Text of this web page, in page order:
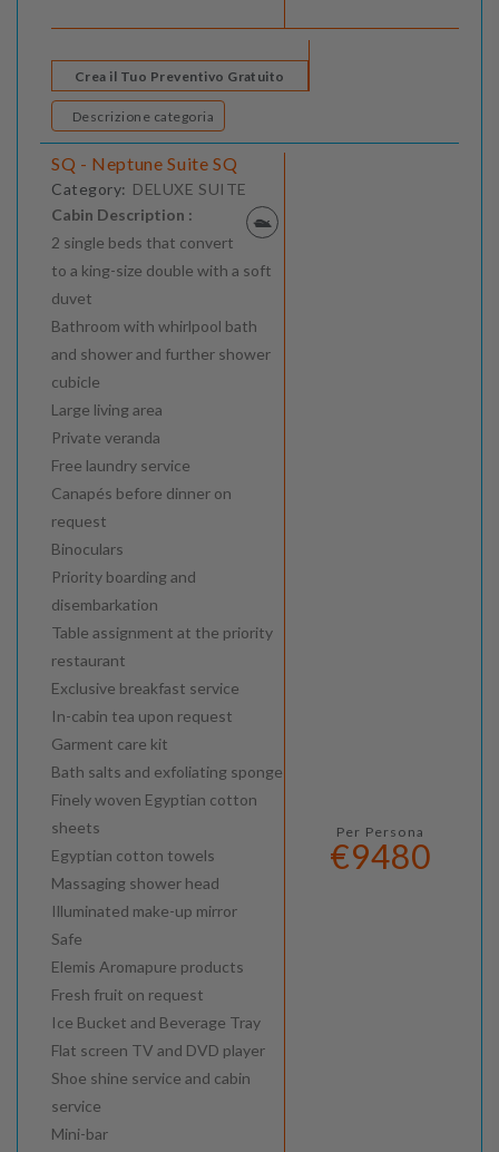
Crea il Tuo Preventivo Gratuito
Descrizione categoria
SQ - Neptune Suite SQ
Category: DELUXE SUITE
Cabin Description :
2 single beds that convert
to a king-size double with a soft
duvet
Bathroom with whirlpool bath
and shower and further shower
cubicle
Large living area
Private veranda
Free laundry service
Canapés before dinner on
request
Binoculars
Priority boarding and
disembarkation
Table assignment at the priority
restaurant
Exclusive breakfast service
In-cabin tea upon request
Garment care kit
Bath salts and exfoliating sponge
Finely woven Egyptian cotton
sheets
Egyptian cotton towels
Massaging shower head
Illuminated make-up mirror
Safe
Elemis Aromapure products
Fresh fruit on request
Ice Bucket and Beverage Tray
Flat screen TV and DVD player
Shoe shine service and cabin
service
Mini-bar
Per Persona
€9480